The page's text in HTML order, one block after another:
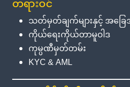
တရားဝင်
သတ်မှတ်ချက်များနှင့် အခြေ
ကိုယ်ရေးကိုယ်တာမူဝါဒ
ကုမ္ပဏီမှတ်တမ်း
KYC & AML